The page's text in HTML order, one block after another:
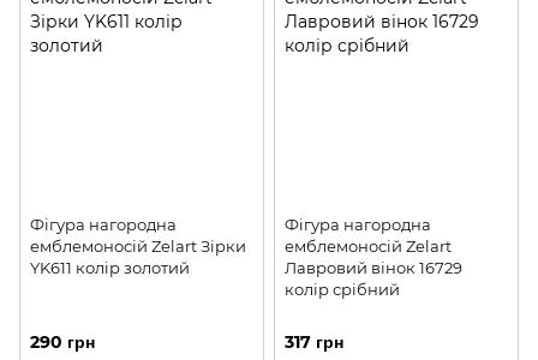
Фігура нагородна
емблемоносій Zelart Зірки
YK611 колір золотий
290 грн
Фігура нагородна
емблемоносій Zelart
Лавровий вінок 16729
колір срібний
317 грн